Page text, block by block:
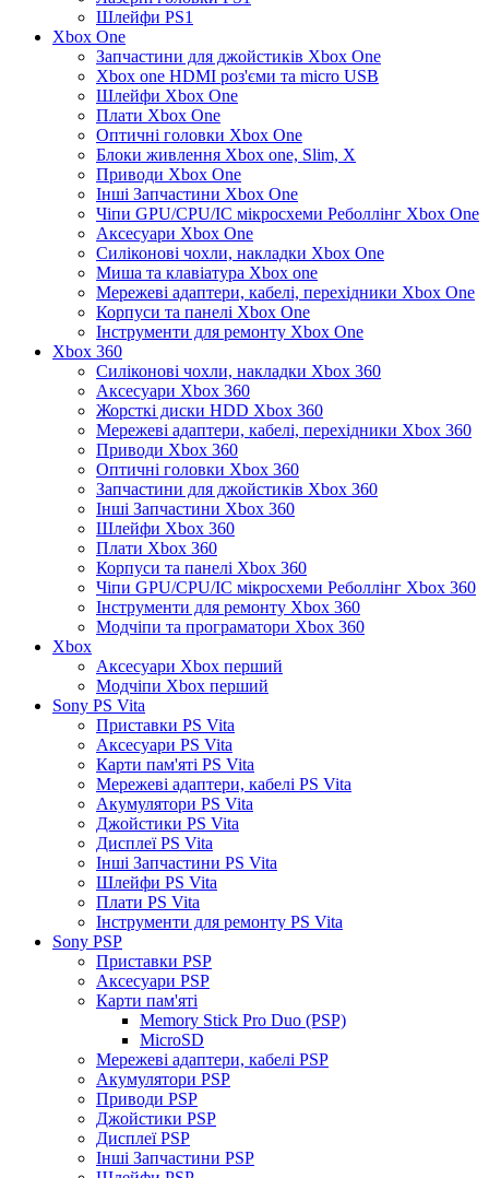
Шлейфи PS1
Xbox One
Запчастини для джойстиків Xbox One
Xbox one HDMI роз'єми та micro USB
Шлейфи Xbox One
Плати Xbox One
Оптичні головки Xbox One
Блоки живлення Xbox one, Slim, X
Приводи Xbox One
Інші Запчастини Xbox One
Чіпи GPU/CPU/IC мікросхеми Реболлінг Xbox One
Аксесуари Xbox One
Силіконові чохли, накладки Xbox One
Миша та клавіатура Xbox one
Мережеві адаптери, кабелі, перехідники Xbox One
Корпуси та панелі Xbox One
Інструменти для ремонту Xbox One
Xbox 360
Силіконові чохли, накладки Xbox 360
Аксесуари Xbox 360
Жорсткі диски HDD Xbox 360
Мережеві адаптери, кабелі, перехідники Xbox 360
Приводи Xbox 360
Оптичні головки Xbox 360
Запчастини для джойстиків Xbox 360
Інші Запчастини Xbox 360
Шлейфи Xbox 360
Плати Xbox 360
Корпуси та панелі Xbox 360
Чіпи GPU/CPU/IC мікросхеми Реболлінг Xbox 360
Інструменти для ремонту Xbox 360
Модчіпи та програматори Xbox 360
Xbox
Аксесуари Xbox перший
Модчіпи Xbox перший
Sony PS Vita
Приставки PS Vita
Аксесуари PS Vita
Карти пам'яті PS Vita
Мережеві адаптери, кабелі PS Vita
Акумулятори PS Vita
Джойстики PS Vita
Дисплеї PS Vita
Інші Запчастини PS Vita
Шлейфи PS Vita
Плати PS Vita
Інструменти для ремонту PS Vita
Sony PSP
Приставки PSP
Аксесуари PSP
Карти пам'яті
Memory Stick Pro Duo (PSP)
MicroSD
Мережеві адаптери, кабелі PSP
Акумулятори PSP
Приводи PSP
Джойстики PSP
Дисплеї PSP
Інші Запчастини PSP